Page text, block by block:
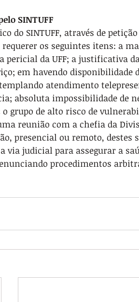
SINTUFF
do SINTUFF, através de
os seguintes itens: a
pericial da UFF; a justificativa
em havendo disponibilidade
atendimento
absoluta impossibilidade de
grupo de alto risco de
reunião com a chefia da
presencial ou remoto, destes
via judicial para assegurar a
procedimentos